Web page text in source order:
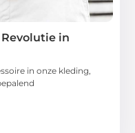
in
in onze kleding,